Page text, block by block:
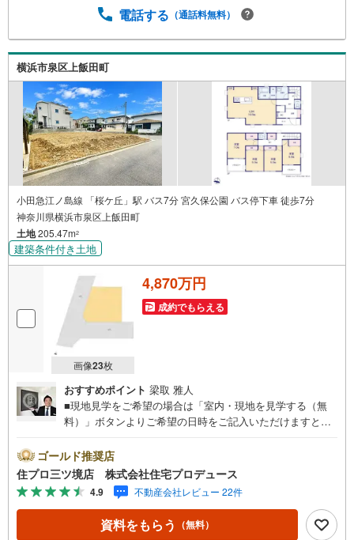
入できる無料の生命保険】【13年間もらえる、国からの特
から始まる【住宅ローン返済】65歳以上から必要になる
【老後の費用負担】住宅探しの【このタイミング】で不安
な部分を明確にしていきませんか？？ --------------
電話する （通話料無料）
横浜市泉区上飯田町
小田急江ノ島線 「桜ケ丘」駅 バス7分 宮久保公園 バス停下車 徒歩7分
神奈川県横浜市泉区上飯田町
土地205.47m2
建築条件付き土地
画像23枚
4,870万円
成約でもらえる
おすすめポイント 梁取 雅人
■現地見学をご希望の場合は「室内・現地を見学する（無
料）」ボタンよりご希望の日時をご記入いただけますとス
座間市エリアに強い！ 住プロは、大和市・綾瀬市・座間市
エリアの不動産売買専門会社です！最新物件情報や当社限
定で販売する物件情報も多数ございますので、お気軽にお
問合せ下さい！ -------------- 弊社独自の住宅ローン提案シス
テム 弊社ではファイナンシャル専門スタッフによる【丁寧
な資金アドバイス】【ファイナンシャルプラン提案書の作
ゴールド推奨店
住プロ三ツ境店 株式会社住宅プロデュース
4.9 不動産会社レビュー 22件
資料をもらう （無料）